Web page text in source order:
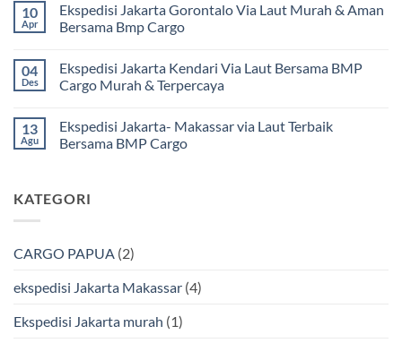
Murah
dan
Terpercaya
Cargo
Jakarta
ke
BMP
Cargo
komentar
pada
Ekspedisi
Kota
Bitung
Lebih
Kapal
Laut
10
Apr
Ekspedisi Jakarta Gorontalo Via Laut Murah & Aman
Bersama Bmp Cargo
komentar
pada
Ekspedisi
Via
Laut
Murah
Bmp
Cargo
04
Des
Ekspedisi Jakarta Kendari Via Laut Bersama BMP
Cargo Murah & Terpercaya
komentar
pada
Ekspedisi
Laut
Bersama
&
13
Agu
Ekspedisi Jakarta- Makassar via Laut Terbaik
Bersama BMP Cargo
pada
Ekspedisi
Laut
BMP
KATEGORI
CARGO PAPUA (2)
ekspedisi Jakarta Makassar (4)
Ekspedisi Jakarta murah (1)